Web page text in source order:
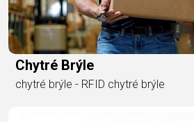
Chytré Brýle
chytré brýle - RFID chytré brýle